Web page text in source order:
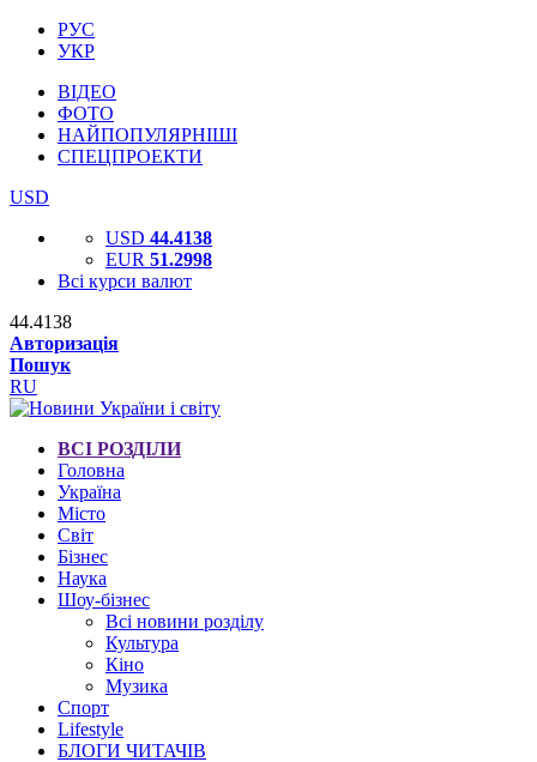
РУС
УКР
ВІДЕО
ФОТО
НАЙПОПУЛЯРНІШІ
СПЕЦПРОЕКТИ
USD
USD 44.4138
EUR 51.2998
Всі курси валют
44.4138
Авторизація
Пошук
RU
ВСІ РОЗДІЛИ
Головна
Україна
Місто
Світ
Бізнес
Наука
Шоу-бізнес
Всі новини розділу
Культура
Кіно
Музика
Спорт
Lifestyle
БЛОГИ ЧИТАЧІВ